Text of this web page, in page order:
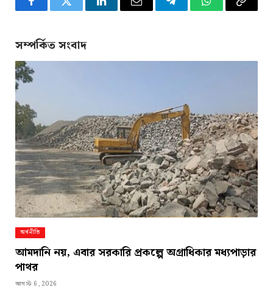
FacebookTwitter LinkedInEmail TelegramWhatsApp
Copy
সম্পর্কিত সংবাদ
অর্থনীতি
আমদানি নয়, এবার সরকারি প্রকল্পে অগ্রাধিকার মধ্যপাড়ার
পাথর
আগস্ট 6, 2026